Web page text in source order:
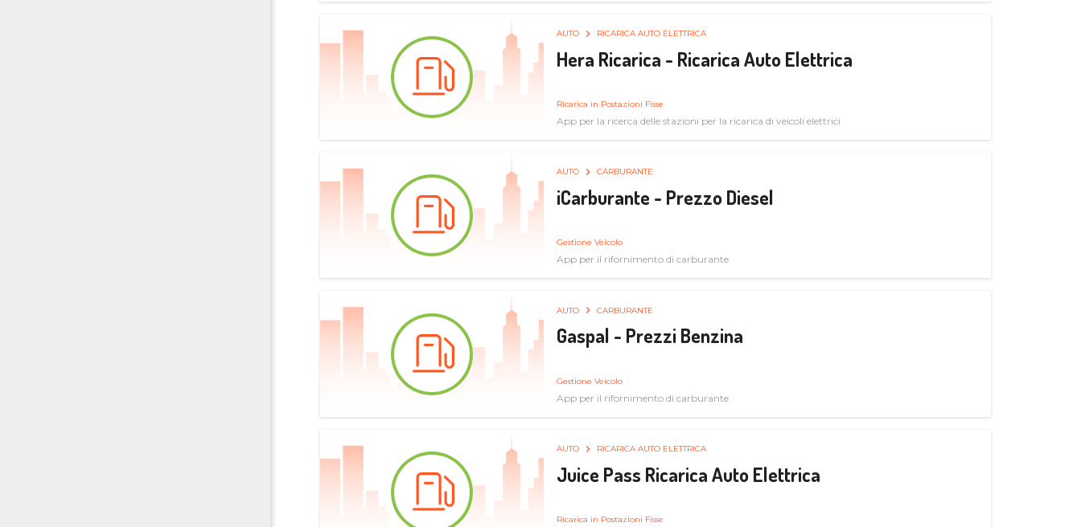
AUTO RICARICA AUTO ELETTRICA
Hera Ricarica - Ricarica Auto Elettrica
Ricarica in Postazioni Fisse
App per la ricerca delle stazioni per la ricarica di veicoli elettrici
AUTO CARBURANTE
iCarburante - Prezzo Diesel
Gestione Veicolo
App per il rifornimento di carburante
AUTO CARBURANTE
Gaspal - Prezzi Benzina
Gestione Veicolo
App per il rifornimento di carburante
AUTO RICARICA AUTO ELETTRICA
Juice Pass Ricarica Auto Elettrica
Ricarica in Postazioni Fisse